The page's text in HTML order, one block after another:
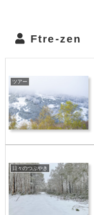
Ftre-zen
ツアー
日々のつぶやき